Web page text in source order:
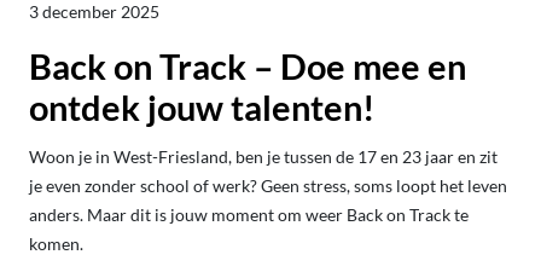
3 december 2025
Back on Track – Doe mee en
ontdek jouw talenten!
Woon je in West-Friesland, ben jetussen de 17 en 23 jaar en zit
je even zonder school of werk? Geen stress, soms loopt het leven
anders. Maar dit is jouw moment om weer Back on Track te
komen.